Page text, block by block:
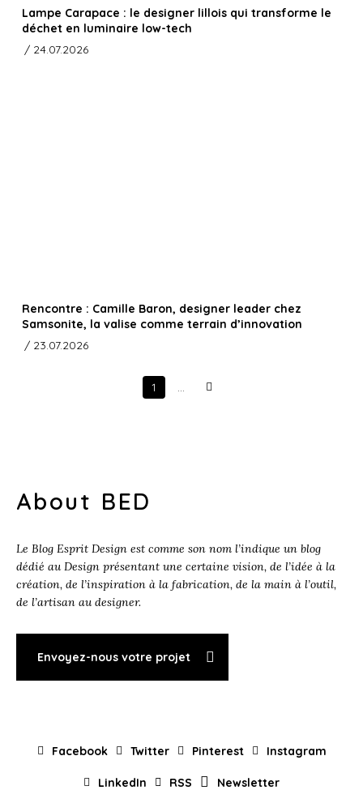
Lampe Carapace : le designer lillois qui transforme le
déchet en luminaire low-tech
/ 24.07.2026
Rencontre : Camille Baron, designer leader chez
Samsonite, la valise comme terrain d’innovation
/ 23.07.2026
1 … Next
About BED
Le Blog Esprit Design est comme son nom l’indique un blog
dédié au Design présentant une certaine vision, de l’idée à la
création, de l’inspiration à la fabrication, de la main à l’outil,
de l’artisan au designer.
Envoyez-nous votre projet
Facebook Twitter Pinterest Instagram
LinkedIn RSS Newsletter